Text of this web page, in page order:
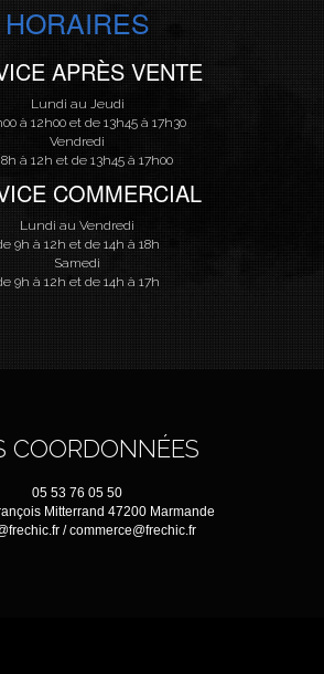
HORAIRES
APRÈS VENTE
Lundi au Jeudi
à 12h00 et de 13h45 à 17h30
Vendredi
à 12h et de 13h45 à 17h00
COMMERCIAL
Lundi au Vendredi
9h à 12h et de 14h à 18h
Samedi
9h à 12h et de 14h à 17h
COORDONNÉES
05 53 76 05 50
Mitterrand 47200 Marmande
/ commerce@frechic.fr